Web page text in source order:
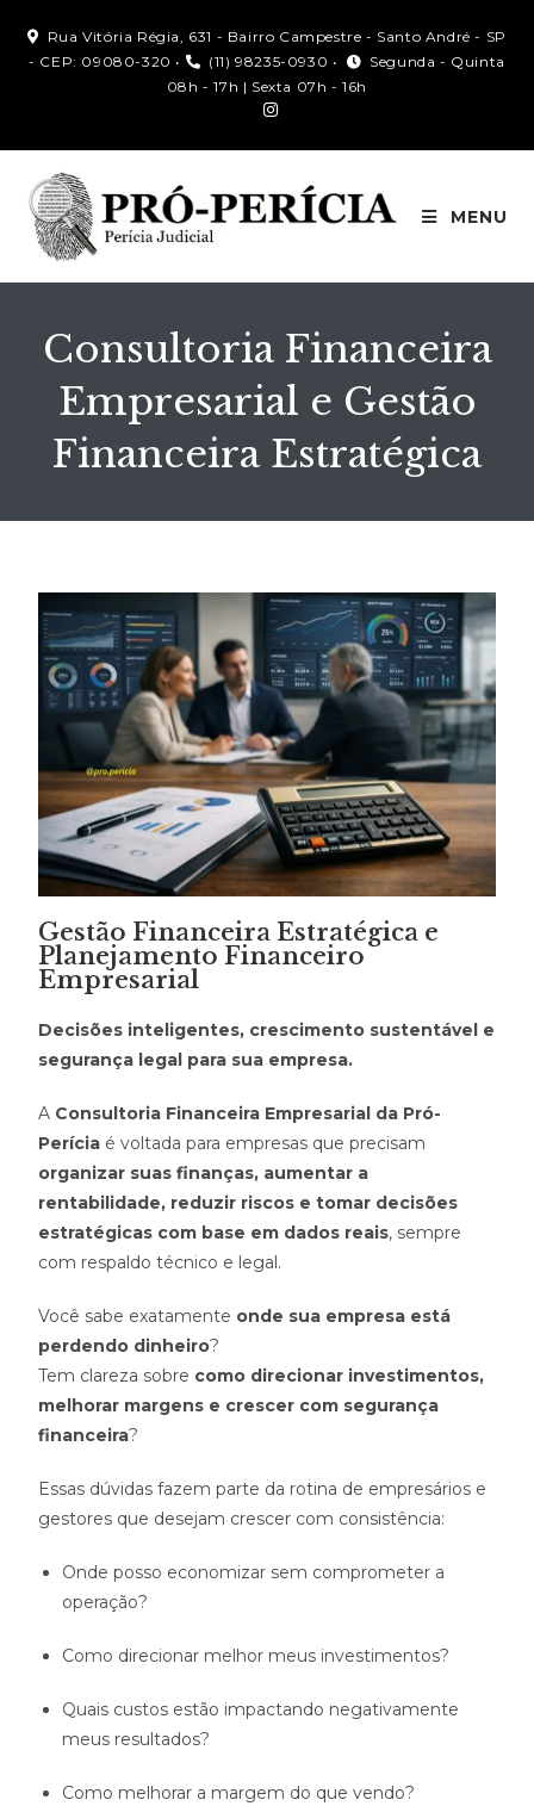
Rua Vitória Régia, 631 - Bairro Campestre - Santo André - SP
- CEP: 09080-320 •
(11) 98235-0930 •
Segunda - Quinta
08h - 17h | Sexta 07h - 16h
MENU
Consultoria Financeira
Empresarial e Gestão
Financeira Estratégica
Gestão Financeira Estratégica e
Planejamento Financeiro
Empresarial
Decisões inteligentes, crescimento sustentável e
segurança legal para sua empresa.
A Consultoria Financeira Empresarial da Pró-
Perícia é voltada para empresas que precisam
organizar suas finanças, aumentar a
rentabilidade, reduzir riscos e tomar decisões
estratégicas com base em dados reais, sempre
com respaldo técnico e legal.
Você sabe exatamente onde sua empresa está
perdendo dinheiro?
Tem clareza sobre como direcionar investimentos,
melhorar margens e crescer com segurança
financeira?
Essas dúvidas fazem parte da rotina de empresários e
gestores que desejam crescer com consistência:
Onde posso economizar sem comprometer a
operação?
Como direcionar melhor meus investimentos?
Quais custos estão impactando negativamente
meus resultados?
Como melhorar a margem do que vendo?